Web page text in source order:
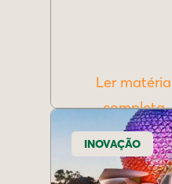
Ler matéria
completa
INOVAÇÃO